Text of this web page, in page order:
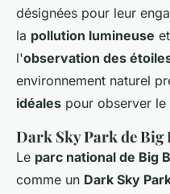
désignées pour leur
la pollution lumineuse
l'observation des
environnement naturel
idéales pour observer
Dark Sky Park de Big
Le parc national de Big
comme un Dark Sky